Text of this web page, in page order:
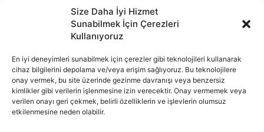
Size Daha İyi Hizmet
Sunabilmek İçin Çerezleri
Kullanıyoruz
En iyi deneyimleri sunabilmek için çerezler gibi teknolojileri kullanarak
cihaz bilgilerini depolama ve/veya erişim sağlıyoruz. Bu teknolojilere
onay vermek, bu site üzerinde gezinme davranışı veya benzersiz
kimlikler gibi verilerin işlenmesine izin verecektir. Onay vermemek veya
verilen onayı geri çekmek, belirli özelliklerin ve işlevlerin olumsuz
etkilenmesine neden olabilir.
İnternet portalımızda yer alan tüm haber metini, resim ve benzeri
içeriğin hakları Sigortamedya Yayıncılık A.Ş.'ye aittir. Hiçbir şekilde
basılı ya da elektronik bir ortamda, kaynak gösterilse bile izin